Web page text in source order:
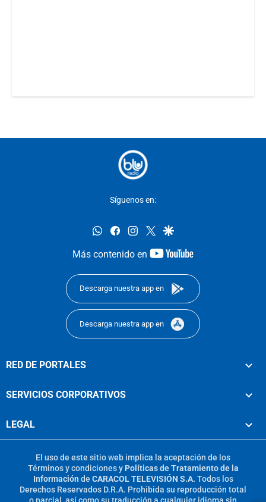
Síguenos en:
whatsappfacebookinstagram
twittergoogle
Más contenido en
youtube-
Descarga nuestra app en
Descarga nuestra app en
RED DE PORTALES
SERVICIOS CORPORATIVOS
LEGAL
El uso de este sitio web implica la aceptación de los
Términos y condicionesy Políticas de Tratamiento de la
Información de CARACOL TELEVISIÓN S.A. Todos los
Derechos Reservados D.R.A. Prohibida su reproducción total